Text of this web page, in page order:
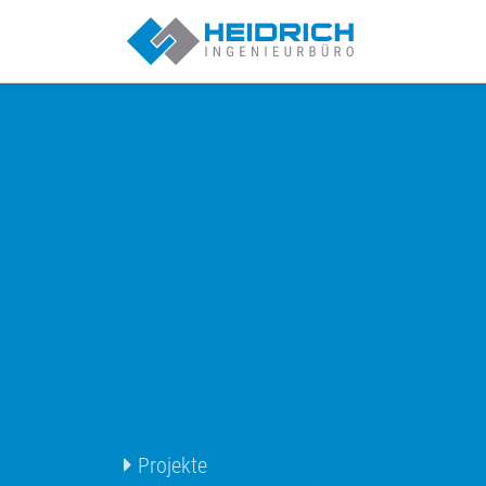
Projekte